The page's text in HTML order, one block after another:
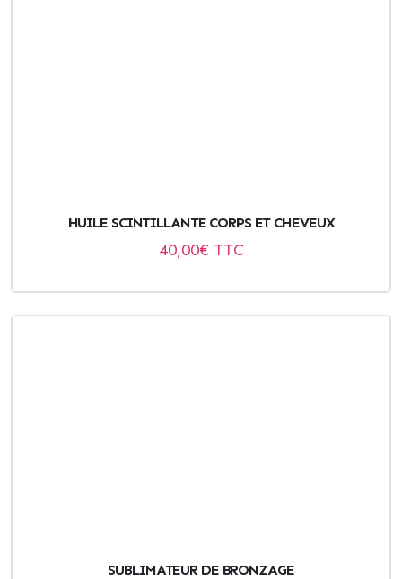
HUILE SCINTILLANTE CORPS ET CHEVEUX
40,00€ TTC
SUBLIMATEUR DE BRONZAGE